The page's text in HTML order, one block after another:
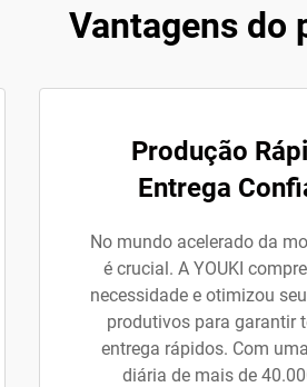
Vantagens do
Produção
Entrega
No mundo acelerado da
é crucial. A YOUKI
necessidade e otimizou
produtivos para garantir
entrega rápidos. Com
diária de mais de